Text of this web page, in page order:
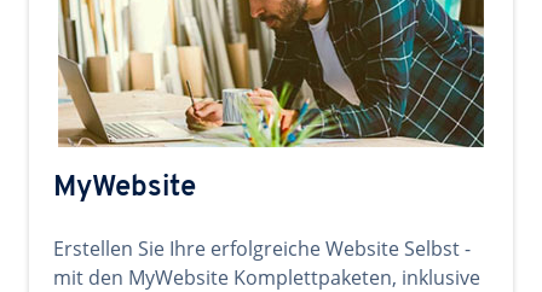
MyWebsite
Erstellen Sie Ihre erfolgreiche Website Selbst -
mit den MyWebsite Komplettpaketen, inklusive